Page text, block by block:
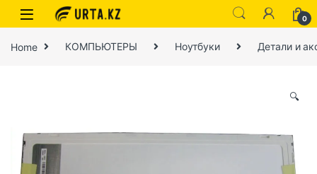
0
Home КОМПЬЮТЕРЫ Ноутбуки Детали и
🔍